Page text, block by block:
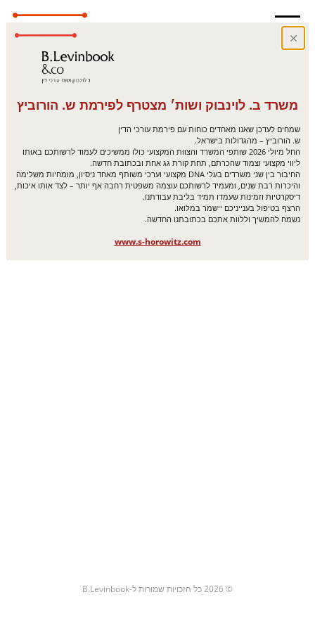
© 2026 כל הזכויות שמורות ל-B.Levinbook
משרד ב. לוינבוק ושות׳ מצטרף לפירמת ש. הורוביץ
שמחים לעדכן שאנו מאחדים כוחות עם פירמת עורכי הדין
ש. הורוביץ – מהגדולות בישראל.
החל מיולי 2026 שותפי המשרד והצוות המקצועי כולו ממשיכים לעמוד לרשותכם באותו
ליווי מקצועי וצמוד שהכרתם, תחת קורת גג אחת ובכתובת חדשה.
החיבור בין שני משרדים בעלי DNA מקצועי וערכי משותף מאחד ניסיון, מומחיות משלימה
והיכרות רבת שנים, ומעמיד לרשותכם עוצמה משפטית רחבה אף יותר – לצד אותו איכות,
דיסקרטיות וזמינות שעמדו תמיד בליבת עבודתנו.
הרצף בטיפול בענייניכם יישמר במלואו.
נשמח להמשיך וללוות אתכם בכתובתנו החדשה.
www.s-horowitz.com